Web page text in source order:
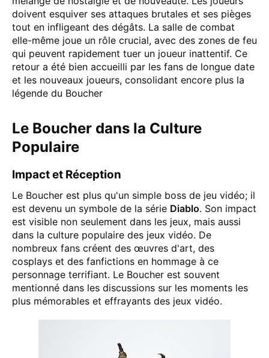
doivent esquiver ses attaques brutales et ses pièges
tout en infligeant des dégâts. La salle de combat
elle-même joue un rôle crucial, avec des zones de feu
qui peuvent rapidement tuer un joueur inattentif. Ce
retour a été bien accueilli par les fans de longue date
et les nouveaux joueurs, consolidant encore plus la
légende du Boucher​
Le Boucher dans la Culture
Populaire
Impact et Réception
Le Boucher est plus qu'un simple boss de jeu vidéo; il
est devenu un symbole de la série Diablo. Son impact
est visible non seulement dans les jeux, mais aussi
dans la culture populaire des jeux vidéo. De
nombreux fans créent des œuvres d'art, des
cosplays et des fanfictions en hommage à ce
personnage terrifiant. Le Boucher est souvent
mentionné dans les discussions sur les moments les
plus mémorables et effrayants des jeux vidéo​​.